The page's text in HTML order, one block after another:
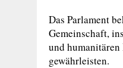
Das Parlament
Gemeinschaft,
und
gewährleisten.